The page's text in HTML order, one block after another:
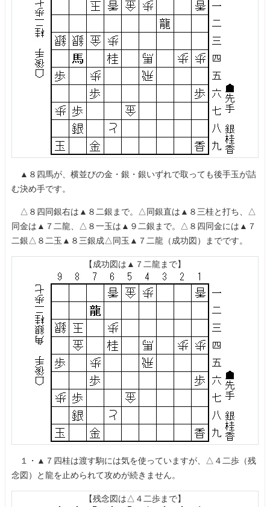
▲８四馬が、横並びの金・銀・銀いずれで取っても後手玉が詰
む決め手です。
△８四同銀右は▲８二銀まで。△同銀直は▲８三桂と打ち、△
同金は▲７二龍、△８一玉は▲９二銀まで。△８四同金には▲７
二銀△８二玉▲８三銀成△同玉▲７二龍（成功図）までです。
【成功図は▲７二龍まで】
１・▲７四桂は渡す駒には気を使っていますが、△４二歩（残
念図）と龍を止められて攻めが続きません。
【残念図は△４二歩まで】